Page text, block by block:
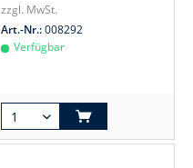
zzgl. MwSt.
Art.-Nr.:008292
Verfügbar